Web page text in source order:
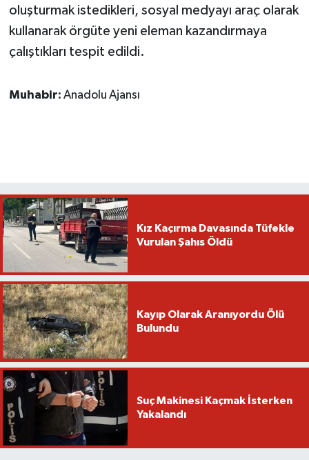
oluşturmak istedikleri, sosyal medyayı araç olarak
kullanarak örgüte yeni eleman kazandırmaya
çalıştıkları tespit edildi.
Muhabir: Anadolu Ajansı
Kız Kaçırma Davasında Tüfekle
Vurulan Şahıs Öldü
Kayıp Olarak Aranıyordu Ölü
Bulundu
Suç Makinesi Kaçmak İsterken
Yakalandı